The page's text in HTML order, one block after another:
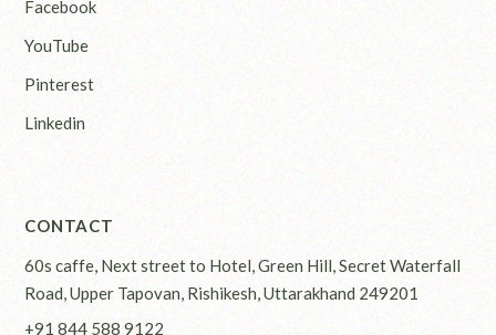
Facebook
YouTube
Pinterest
Linkedin
CONTACT
60s caffe, Next street to Hotel, Green Hill, Secret Waterfall
Road, Upper Tapovan, Rishikesh, Uttarakhand 249201
+91 844 588 9122